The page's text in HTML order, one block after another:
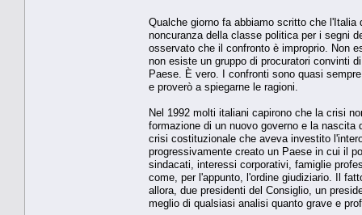
Qualche giorno fa abbiamo scritto che
noncuranza della classe politica per i segni
osservato che il confronto è improprio. Non
non esiste un gruppo di procuratori convinti
Paese. È vero. I confronti sono quasi
e proverò a spiegarne le ragioni.
Nel 1992 molti italiani capirono che la crisi
formazione di un nuovo governo e la
crisi costituzionale che aveva investito
progressivamente creato un Paese in cui il
sindacati, interessi corporativi, famiglie
come, per l'appunto, l'ordine giudiziario. Il
allora, due presidenti del Consiglio, un
meglio di qualsiasi analisi quanto grave e